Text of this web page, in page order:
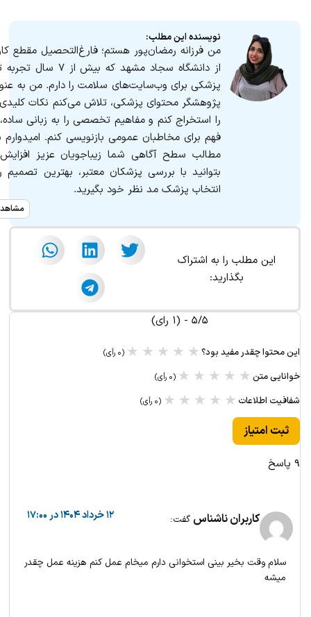
نویسنده این مطلب:
من فرزانه رمضان‌پور هستم؛ فارغ‌التحصیل مقطع
از دانشگاه سجاد مشهد که
پزشکی برای وب‌سایت‌های سلامت را دارم. من به‌
پژوهشگر محتوای پزشکی، تلاش می‌کنم نکات
را استخراج کنم و مفاهیم تخصصی را به زبانی
فهم برای مخاطبان عمومی بازنویسی کنم. امیدوارم
مطالب سطح آگاهی شما زیباجویان عزیز
بتوانید با بررسی پزشکان معتبر، بهترین تصمیم
انتخاب پزشک مد نظر خود بگیرید.
این مطلب را به اشتراک
بگذارید:
۵/۵ - (۱ رای)
این محتوا چقدر مفید بود؟ ★
★
★
★
★ (۰ رأی)
خوانایی متن ★
★
★
★
★ (۰ رأی)
شفافیت اطلاعات ★
★
★
★
★ (۰ رأی)
ثبت امتیاز
۹ پاسخ
کاربران ناشناس گفت: ۱۲ خرداد ۱۴۰۴ در ۱۷:۰۰
سلام وقت بخیر بینی استخوانی دارم میخام عمل کنم هزینه عمل چقدر
میشه